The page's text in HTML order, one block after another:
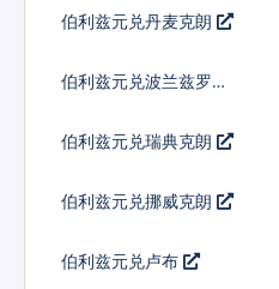
伯利兹元兑丹麦克朗
伯利兹元兑波兰兹罗提
伯利兹元兑瑞典克朗
伯利兹元兑挪威克朗
伯利兹元兑卢布